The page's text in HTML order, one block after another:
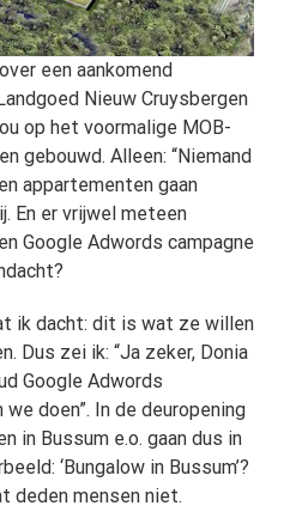
een aankomend
Nieuw Cruysbergen
op het voormalige MOB-
gebouwd. Alleen: “Niemand
appartementen gaan
En er vrijwel meteen
Google Adwords campagne
ik dacht: dit is wat ze willen
Dus zei ik: “Ja zeker, Donia
Google Adwords
doen”. In de deuropening
in Bussum e.o. gaan dus in
‘Bungalow in Bussum’?
deden mensen niet.